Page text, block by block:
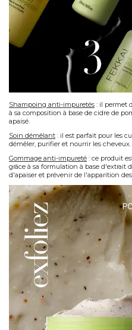
Shampoing anti-impuretés: il permet
à sa composition à base de cidre de
apaisé.
Soin démêlant
: il est parfait pour les
démêler, purifier et nourrir les cheveux.
Gommage anti-impureté
: ce produit
grâce à sa formulation à base d'extrait
d'apaiser et prévenir de l'apparition des